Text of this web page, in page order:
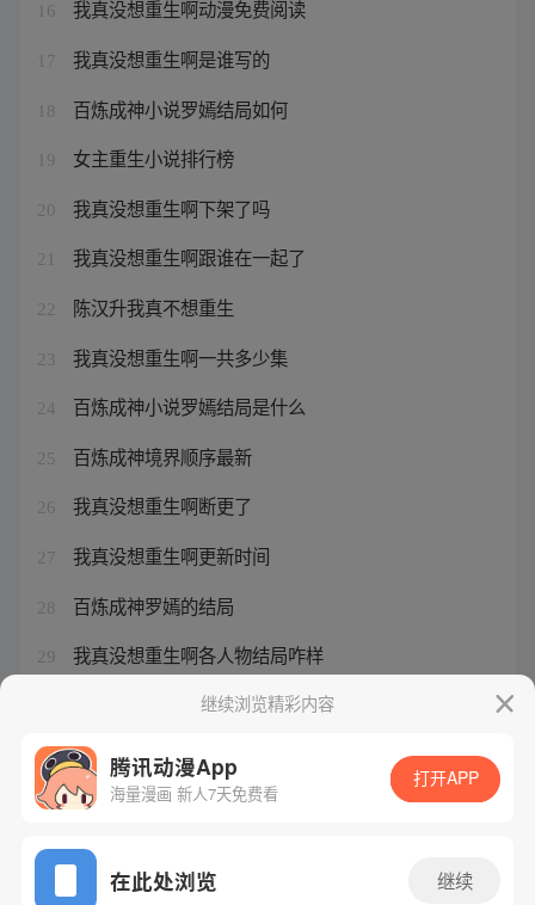
16 我真没想重生啊动漫免费阅读
17 我真没想重生啊是谁写的
18 百炼成神小说罗嫣结局如何
19 女主重生小说排行榜
20 我真没想重生啊下架了吗
21 我真没想重生啊跟谁在一起了
22 陈汉升我真不想重生
23 我真没想重生啊一共多少集
24 百炼成神小说罗嫣结局是什么
25 百炼成神境界顺序最新
26 我真没想重生啊断更了
27 我真没想重生啊更新时间
28 百炼成神罗嫣的结局
29 我真没想重生啊各人物结局咋样
我家老婆来自一千年前起点番外
继续浏览精彩内容
腾讯动漫App
海量漫画 新人7天免费看
打开APP
在此处浏览 继续
网站备案/许可证号：粤B2-20090059-5